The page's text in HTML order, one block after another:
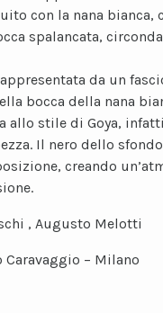
con la nana bianca,
spalancata,
da un
bocca della nana
allo stile di Goya,
Il nero dello
creando
, Augusto Melotti
– Milano